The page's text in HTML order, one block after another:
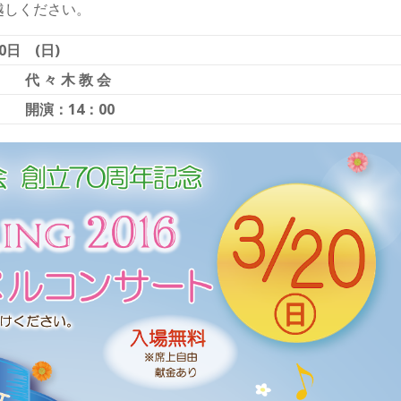
ください。
日 (日)
代 々 木 教 会
開演：14：00